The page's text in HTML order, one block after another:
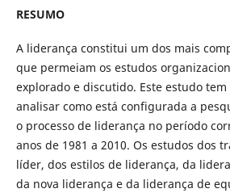
RESUMO
A liderança constitui um dos mais
que permeiam os estudos
explorado e discutido. Este estudo
analisar como está configurada a
o processo de liderança no período
anos de 1981 a 2010. Os estudos dos
líder, dos estilos de liderança, da
da nova liderança e da liderança de